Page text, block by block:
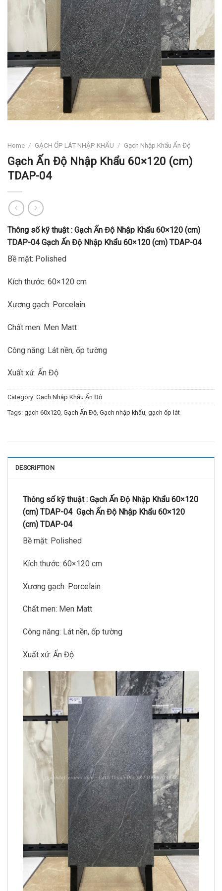
Home / GẠCH ỐP LÁT NHẬP KHẨU / Gạch Nhập Khẩu Ấn Độ
Gạch Ấn Độ Nhập Khẩu 60×120 (cm)
TDAP-04
Thông số kỹ thuật : Gạch Ấn Độ Nhập Khẩu 60×120 (cm)
TDAP-04Gạch Ấn Độ Nhập Khẩu 60×120 (cm) TDAP-04
Bề mặt: Polished
Kích thước: 60×120 cm
Xương gạch: Porcelain
Chất men: Men Matt
Công năng: Lát nền, ốp tường
Xuất xứ: Ấn Độ
Category: Gạch Nhập Khẩu Ấn Độ
Tags: gạch 60x120, Gạch Ấn Độ, Gạch nhập khẩu, gạch ốp lát
DESCRIPTION
Thông số kỹ thuật : Gạch Ấn Độ Nhập Khẩu 60×120
(cm) TDAP-04 Gạch Ấn Độ Nhập Khẩu 60×120
(cm) TDAP-04
Bề mặt: Polished
Kích thước: 60×120 cm
Xương gạch: Porcelain
Chất men: Men Matt
Công năng: Lát nền, ốp tường
Xuất xứ: Ấn Độ